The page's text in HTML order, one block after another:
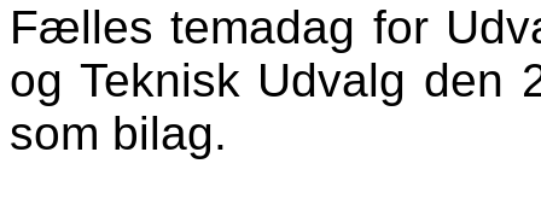
Fælles temadag for
og Teknisk Udvalg den
som bilag.